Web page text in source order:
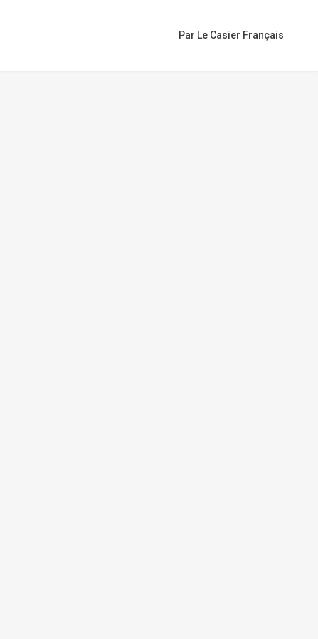
Par Le Casier Français